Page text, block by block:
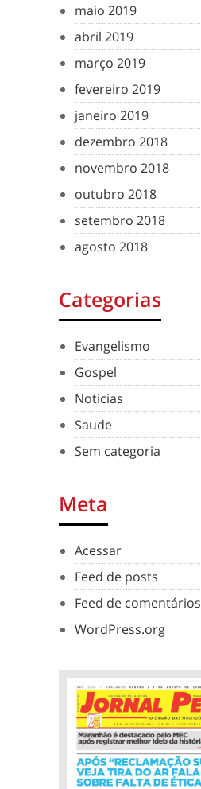
maio 2019
abril 2019
março 2019
fevereiro 2019
janeiro 2019
dezembro 2018
novembro 2018
outubro 2018
setembro 2018
agosto 2018
Categorias
Evangelismo
Gospel
Noticias
Saude
Sem categoria
Meta
Acessar
Feed de posts
Feed de comentários
WordPress.org